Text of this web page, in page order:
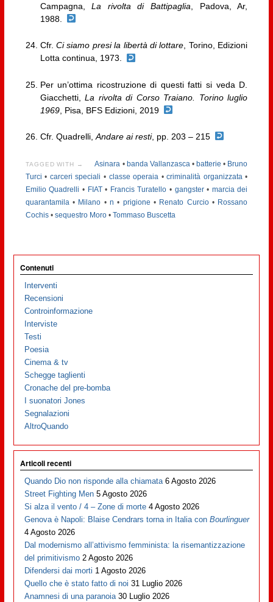
Campagna,
La rivolta di Battipaglia , Padova, Ar,
1988.
Cfr. Ci siamo presi la libertà di lottare, Torino, Edizioni
Lotta continua, 1973.
Per un’ottima ricostruzione di questi fatti si veda D.
Giacchetti,La rivolta di Corso Traiano. Torino luglio
1969, Pisa, BFS Edizioni, 2019
Cfr. Quadrelli, Andare ai resti, pp. 203 – 215
TAGGED WITH → Asinara • banda Vallanzasca•batterie • Bruno
Turci • carceri speciali • classe operaia •criminalità organizzata•
Emilio Quadrelli • FIAT• Francis Turatello • gangster• marcia dei
quarantamila• Milano •n • prigione • Renato Curcio• Rossano
Cochis• sequestro Moro• Tommaso Buscetta
Contenuti
Interventi
Recensioni
Controinformazione
Interviste
Testi
Poesia
Cinema & tv
Schegge taglienti
Cronache del pre-bomba
I suonatori Jones
Segnalazioni
AltroQuando
Articoli recenti
Quando Dio non risponde alla chiamata 6 Agosto 2026
Street Fighting Men 5 Agosto 2026
Si alza il vento / 4 – Zone di morte 4 Agosto 2026
Genova è Napoli: Blaise Cendrars torna in Italia conBourlinguer
4 Agosto 2026
Dal modernismo all’attivismo femminista: la risemantizzazione
del primitivismo 2 Agosto 2026
Difendersi dai morti 1 Agosto 2026
Quello che è stato fatto di noi 31 Luglio 2026
Anamnesi di una paranoia 30 Luglio 2026